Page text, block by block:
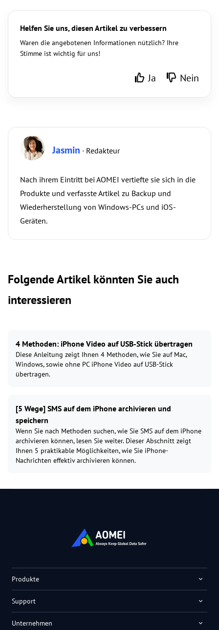
Helfen Sie uns, diesen Artikel zu verbessern
Waren die angebotenen Informationen nützlich? Ihre
Stimme ist wichtig für uns!
Ja Nein
Jasmin · Redakteur
Nach ihrem Eintritt bei AOMEI vertiefte sie sich in die
Produkte und verfasste Artikel zu Backup und
Wiederherstellung von Windows-PCs und iOS-
Geräten.
Folgende Artikel könnten Sie auch
interessieren
4 Methoden: iPhone Video auf USB-Stick übertragen
Diese Anleitung zeigt Ihnen 4 Methoden, wie Sie auf Mac,
Windows, sowie ohne PC iPhone Video auf USB-Stick
übertragen.
[5 Wege] SMS auf dem iPhone archivieren und
speichern
Wenn Sie nach Methoden suchen, wie Sie SMS auf dem iPhone
archivieren können, lesen Sie weiter. Dieser Abschnitt zeigt
Ihnen 5 praktikable Möglichkeiten, wie Sie iPhone-
Nachrichten effektiv archivieren können.
Produkte
Support
Unternehmen